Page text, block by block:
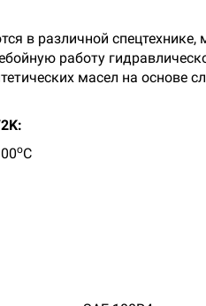
в различной
работу
масел на основе
оС